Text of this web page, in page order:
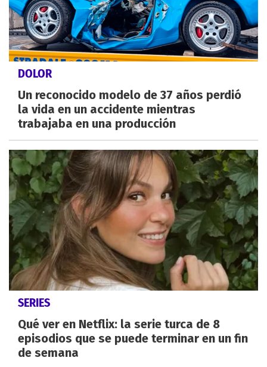
DOLOR
Un reconocido modelo de 37 años perdió
la vida en un accidente mientras
trabajaba en una producción
SERIES
Qué ver en Netflix: la serie turca de 8
episodios que se puede terminar en un fin
de semana